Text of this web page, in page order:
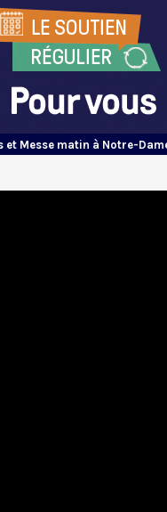
et Messe matin à Notre-